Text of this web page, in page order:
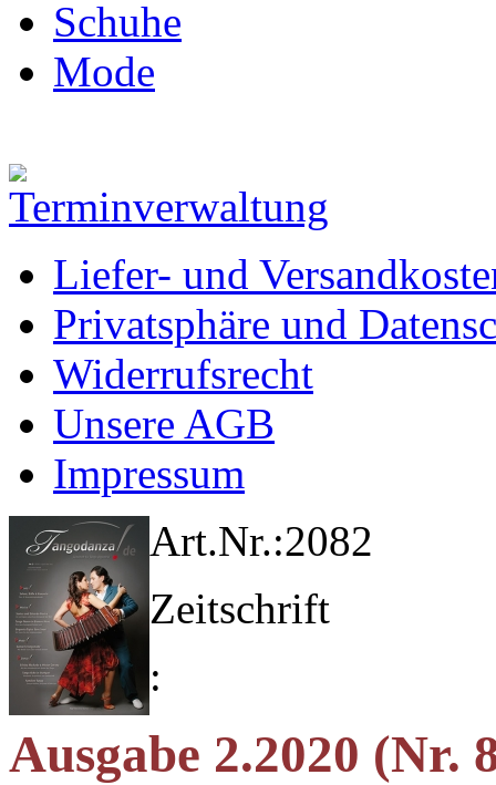
Schuhe
Mode
Liefer- und
Privatsphäre und
Widerrufsrecht
Unsere AGB
Impressum
Art.Nr.:2082
Zeitschrift
:
Ausgabe 2.2020 (Nr.